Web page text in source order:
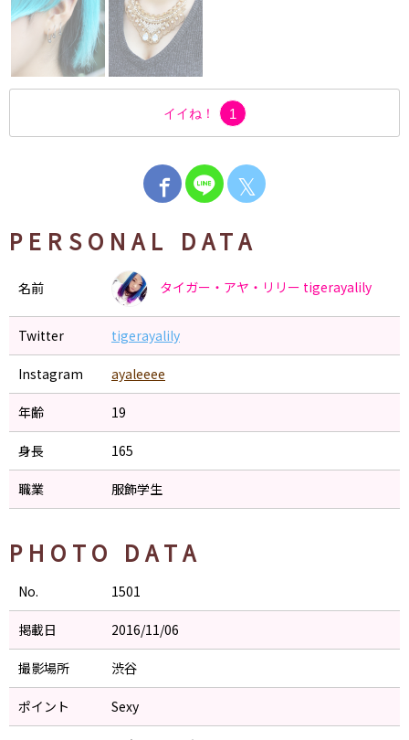
イイね！ 1
𝕏
PERSONAL DATA
名前 タイガー・アヤ・リリー tigerayalily
Twitter tigerayalily
Instagram ayaleeee
年齢 19
身長 165
職業 服飾学生
PHOTO DATA
No. 1501
掲載日 2016/11/06
撮影場所 渋谷
ポイント Sexy